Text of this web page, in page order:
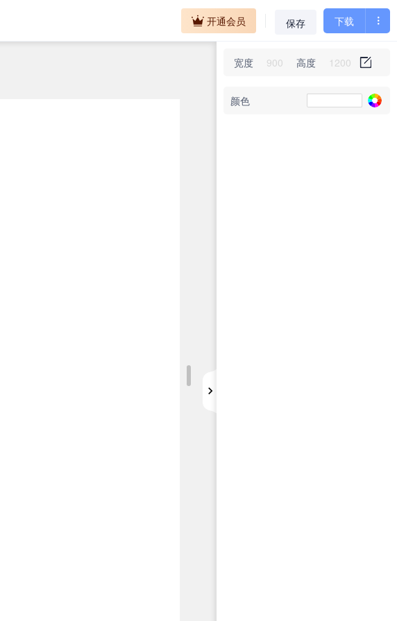
开通会员 保存 下载
宽度 高度
颜色